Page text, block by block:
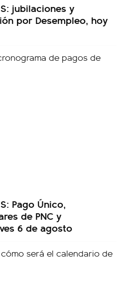
jubilaciones y
por Desempleo, hoy
Pago Único,
de PNC y
6 de agosto